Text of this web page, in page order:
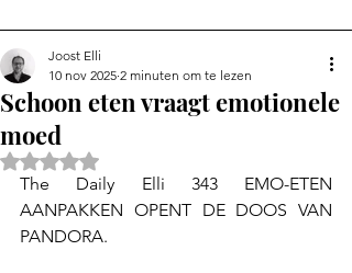
Schoon eten vraagt emotionele
moed
Joost Elli
10 nov 2025 2 minuten om te lezen
Beoordeeld met NaN uit 5 sterren.
The Daily Elli 343 EMO-ETEN
AANPAKKEN OPENT DE DOOS VAN
PANDORA.